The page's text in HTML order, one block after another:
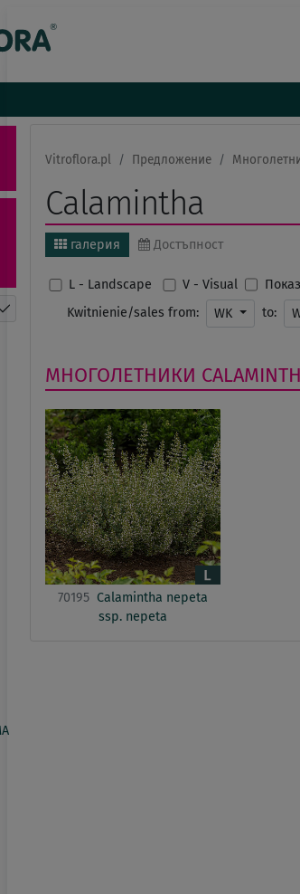
Vitroflora.pl Предложение
Calamintha
галерия Достъпност
L - Landscape V - Visual
Kwitnienie/sales from:
WK to:
МНОГОЛЕТНИКИ
70195 Calamintha nepeta
ssp. nepeta